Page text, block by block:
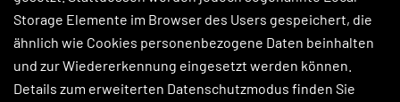
Storage Elemente im Browser des Users gespeichert, die
ähnlich wie Cookies personenbezogene Daten beinhalten
und zur Wiedererkennung eingesetzt werden können.
Details zum erweiterten Datenschutzmodus finden Sie